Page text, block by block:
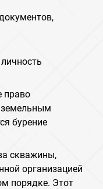
право
земельным
бурение
скважины,
организацией
порядке. Этот